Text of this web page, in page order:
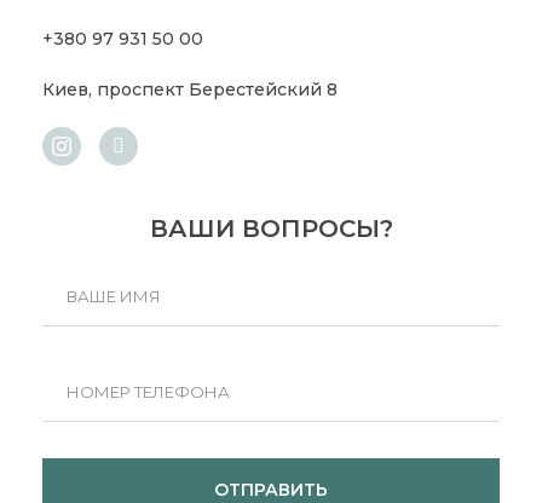
+380 97 931 50 00
Киев, проспект Берестейский 8
ВАШИ ВОПРОСЫ?
ОТПРАВИТЬ